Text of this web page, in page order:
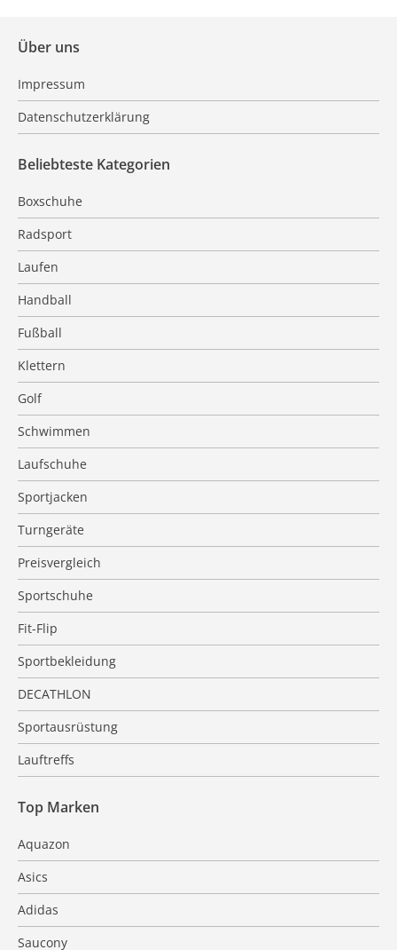
Über uns
Impressum
Datenschutzerklärung
Beliebteste Kategorien
Boxschuhe
Radsport
Laufen
Handball
Fußball
Klettern
Golf
Schwimmen
Laufschuhe
Sportjacken
Turngeräte
Preisvergleich
Sportschuhe
Fit-Flip
Sportbekleidung
DECATHLON
Sportausrüstung
Lauftreffs
Top Marken
Aquazon
Asics
Adidas
Saucony